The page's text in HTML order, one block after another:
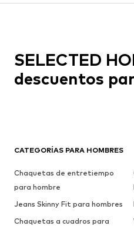
CATEGORÍAS PARA HOMBRES
Chaquetas de entretiempo
para hombre
Jeans Skinny Fit para hombres
Chaquetas a cuadros para
SELECTED
descuentos